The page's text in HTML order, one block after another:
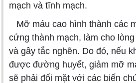
mạch và tĩnh mạch.
Mỡ máu cao hình thành các
cứng thành mạch, làm cho
và gây tắc nghẽn. Do đó, nếu
được đường huyết, giảm mỡ
sẽ phải đối mặt với các biến